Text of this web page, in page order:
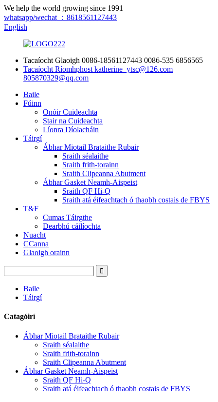
We help the world growing since 1991
whatsapp/wechat ：8618561127443
English
Tacaíocht Glaoigh 0086-18561127443 0086-535 6856565
Tacaíocht Ríomhphost katherine_ytsc@126.com
805870329@qq.com
Baile
Fúinn
Onóir Cuideachta
Stair na Cuideachta
Líonra Díolacháin
Táirgí
Ábhar Miotail Brataithe Rubair
Sraith séalaithe
Sraith frith-torainn
Sraith Clipeanna Abutment
Ábhar Gasket Neamh-Aispeist
Sraith QF Hi-Q
Sraith atá éifeachtach ó thaobh costais de FBYS
T&F
Cumas Táirgthe
Dearbhú cáilíochta
Nuacht
CCanna
Glaoigh orainn
Baile
Táirgí
Catagóirí
Ábhar Miotail Brataithe Rubair
Sraith séalaithe
Sraith frith-torainn
Sraith Clipeanna Abutment
Ábhar Gasket Neamh-Aispeist
Sraith QF Hi-Q
Sraith atá éifeachtach ó thaobh costais de FBYS